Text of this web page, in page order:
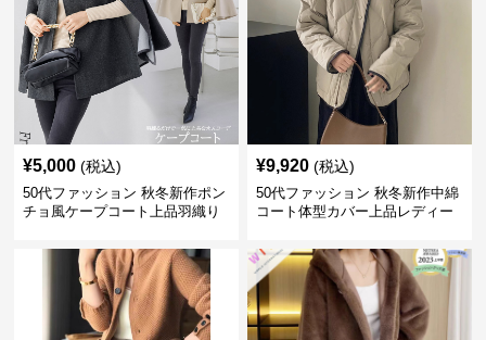
¥5,000 (税込)
50代ファッション 秋冬新作ポン
チョ風ケープコート上品羽織り
¥9,920 (税込)
50代ファッション 秋冬新作中綿
コート体型カバー上品レディー